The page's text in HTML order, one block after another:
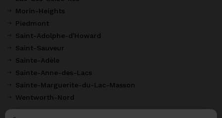
Morin-Heights
Piedmont
Saint-Adolphe-d'Howard
Saint-Sauveur
Sainte-Adèle
Sainte-Anne-des-Lacs
Sainte-Marguerite-du-Lac-Masson
Wentworth-Nord